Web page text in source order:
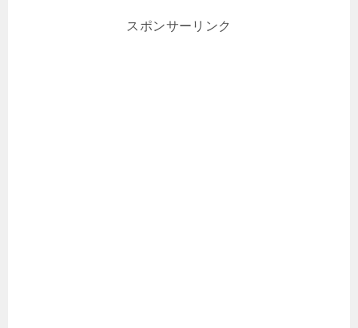
スポンサーリンク